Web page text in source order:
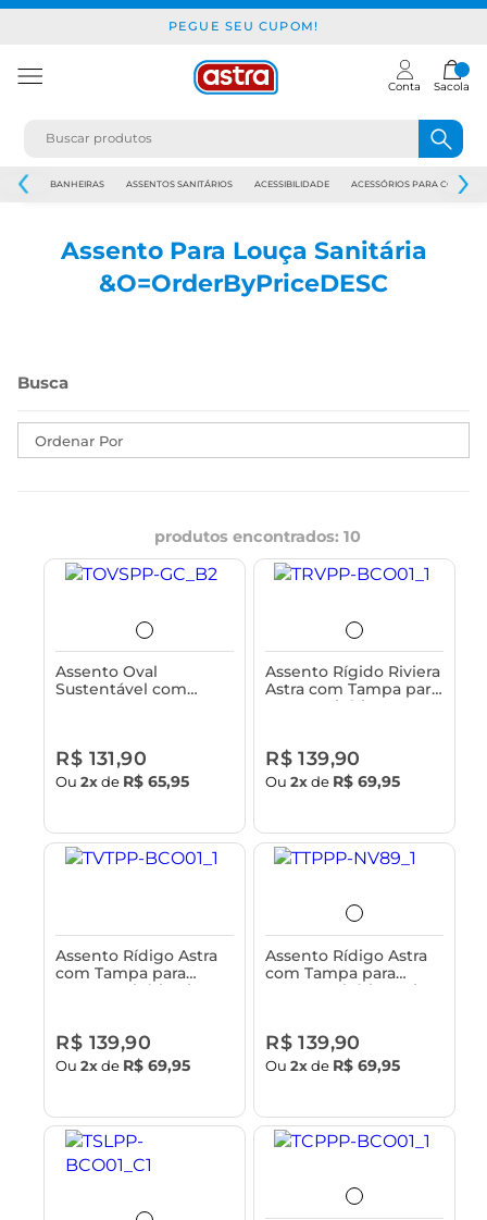
PEGUE SEU CUPOM!
Conta Sacola
JAPI BANHEIRAS ASSENTOS SANITÁRIOS ACESSIBILIDADE ACESSÓRIOS PARA
Assento Para Louça Sanitária
&O=OrderByPriceDESC
Ordenar Por
produtos encontrados: 10
Assento Oval
Sustentável com
R$ 131,90
Ou2xde R$ 65,95
Assento Rígido Riviera
Astra com Tampa para
Vaso Sanitário -
R$ 139,90
Ou2xde R$ 69,95
Assento Rídigo Astra
com Tampa para
Vasos Sanitário Fit e
R$ 139,90
Ou2xde R$ 69,95
Assento Rídigo Astra
com Tampa para
Vasos Sanitário Paris e
R$ 139,90
Ou2xde R$ 69,95